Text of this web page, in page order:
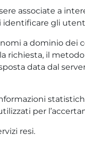
associate a
identificare gli
a dominio
richiesta, il
data dal
per
resi.